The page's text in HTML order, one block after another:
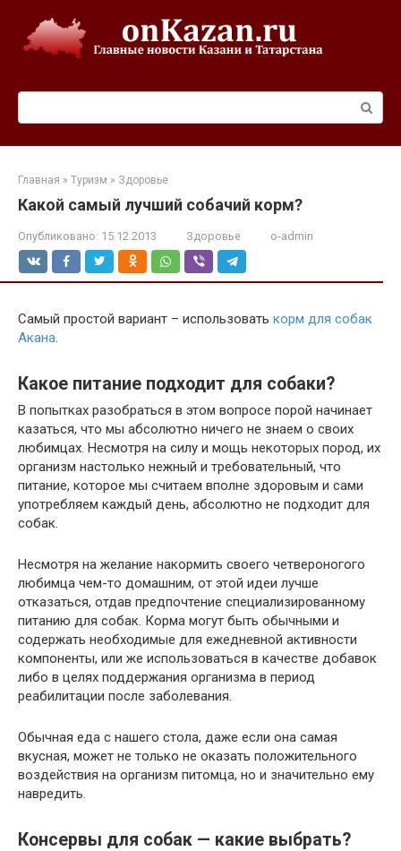
контенту
Главная » Туризм » Здоровье
Какой самый лучший собачий корм?
Опубликовано: 15.12.2013 Здоровье o-admin
Самый простой вариант – использовать корм для собак
Акана.
Какое питание подходит для собаки?
В попытках разобраться в этом вопросе порой начинает
казаться, что мы абсолютно ничего не знаем о своих
любимцах. Несмотря на силу и мощь некоторых пород, их
организм настолько нежный и требовательный, что
питание, которое мы считаем вполне здоровым и сами
употребляем каждый день, абсолютно не подходит для
собак.
Несмотря на желание накормить своего четвероногого
любимца чем-то домашним, от этой идеи лучше
отказаться, отдав предпочтение специализированному
питанию для собак. Корма могут быть обычными и
содержать необходимые для ежедневной активности
компоненты, или же использоваться в качестве добавок
либо в целях поддержания организма в период
реабилитации после заболевания.
Обычная еда с нашего стола, даже если она самая
вкусная, может не только не оказать положительного
воздействия на организм питомца, но и значительно ему
навредить.
Консервы для собак — какие выбрать?